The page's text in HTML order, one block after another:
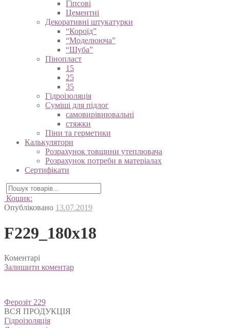
Гіпсові
Цементні
Декоративні штукатурки
“Короїд”
“Моделююча”
“Шуба”
Пінопласт
15
25
35
Гідроізоляція
Суміші для підлог
самовирівнювальні
стяжки
Піни та герметики
Калькулятори
Розрахунок товщини утеплювача
Розрахунок потреби в матеріалах
Сертифікати
Кошик:
Опубліковано 13.07.2019
F229_180x18
Коментарі
Залишити коментар
Навігація
записів
Ферозіт 229
ВСЯ ПРОДУКЦІЯ
Гідроізоляція